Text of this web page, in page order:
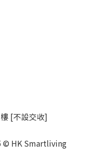
[不設交收]
© HK Smartliving